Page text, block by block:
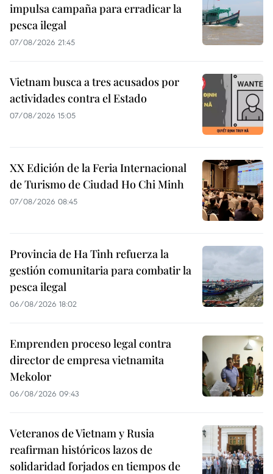
impulsa campaña para erradicar la
pesca ilegal
07/08/2026 21:45
Vietnam busca a tres acusados por
actividades contra el Estado
07/08/2026 15:05
XX Edición de la Feria Internacional
de Turismo de Ciudad Ho Chi Minh
07/08/2026 08:45
Provincia de Ha Tinh refuerza la
gestión comunitaria para combatir la
pesca ilegal
06/08/2026 18:02
Emprenden proceso legal contra
director de empresa vietnamita
Mekolor
06/08/2026 09:43
Veteranos de Vietnam y Rusia
reafirman históricos lazos de
solidaridad forjados en tiempos de